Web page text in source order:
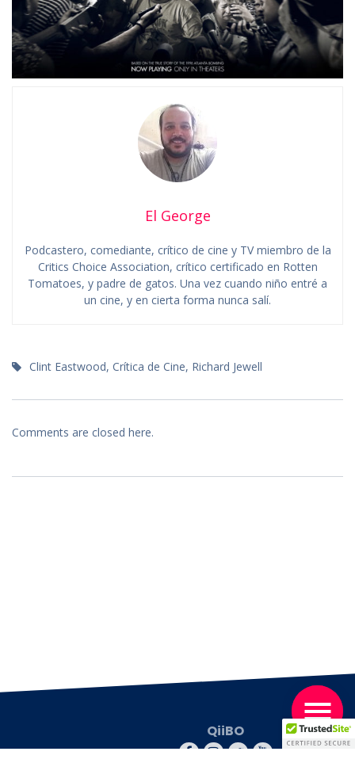
El George
Podcastero, comediante, crítico de cine y TV miembro de la
Critics Choice Association, crítico certificado en Rotten
Tomatoes, y padre de gatos. Una vez cuando niño entré a
un cine, y en cierta forma nunca salí.
Clint Eastwood, Crítica de Cine, Richard Jewell
Comments are closed here.
QiiBO